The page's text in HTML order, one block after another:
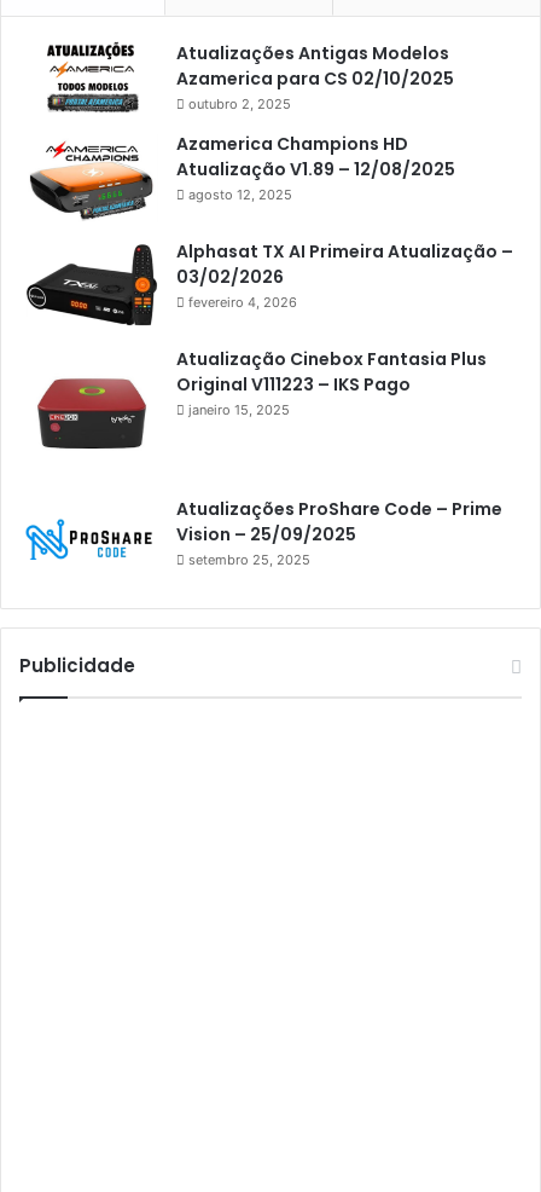
Americabox S105 Plus
Americabox S205
Americabox S205 Plus
Americabox S305 Plus
Artcom
Athomics
Athomics Eon
Athomics i3
Athomics i3 Bold
Athomics Inspire Qi
Athomics Inspire Qi Lite
Athomics S3
Athomics T3
Atto
AttoNet
Atualizações Antigas Modelos
Azamerica para CS 02/10/2025
outubro 2, 2025
Azamerica Champions HD
Atualização V1.89 – 12/08/2025
agosto 12, 2025
Alphasat TX AI Primeira Atualização –
03/02/2026
fevereiro 4, 2026
Atualização Cinebox Fantasia Plus
Original V111223 – IKS Pago
janeiro 15, 2025
Atualizações ProShare Code – Prime
Vision – 25/09/2025
setembro 25, 2025
Publicidade